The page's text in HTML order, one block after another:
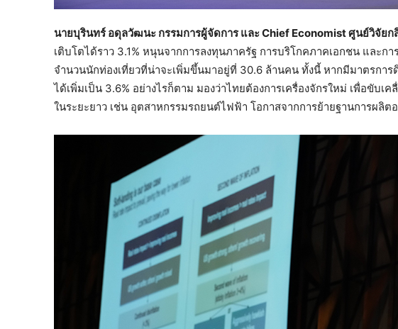
นายบุรินทร์ อดุลวัฒนะ กรรมการผู้จัดการ และChief Economist ศูนย์วิจัยก
เติบโตได้ราว 3.1% หนุนจากการลงทุนภาครัฐ การบริโกคภาคเอกชน และก
จำนวนนักท่องเที่ยวที่น่าจะเพิ่มขึ้นมาอยู่ที่ 30.6 ล้านคน ทั้งนี้ หากมีมาตรการ
ได้เพิ่มเป็น 3.6% อย่างไรก็ตาม มองว่าไทยต้องการเครื่องจักรใหม่ เพื่อขับ
ในระยะยาว เช่น อุตสาหกรรมรถยนต์ไฟฟ้า โอกาสจากการย้ายฐานการผลิต